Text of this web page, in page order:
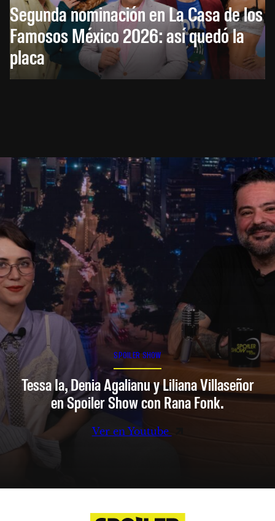
Segunda nominación en La Casa de los
Famosos México 2026: así quedó la
placa
SPOILER SHOW
Tessa Ia, Denia Agalianu y Liliana Villaseñor
en Spoiler Show con Rana Fonk.
Ver en Youtube